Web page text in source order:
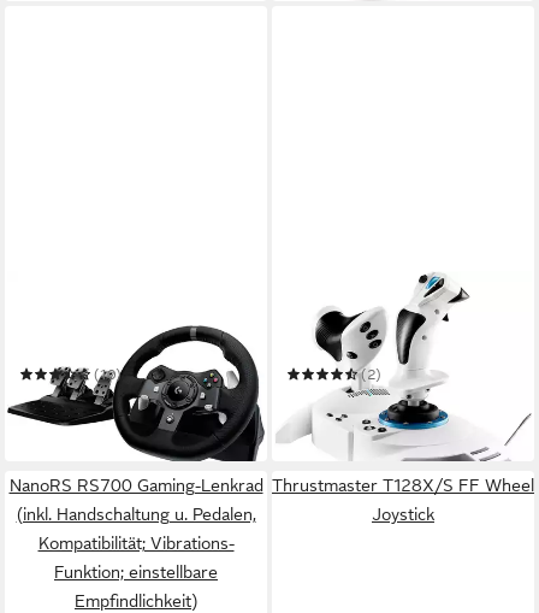
Driving Force, Lenkrad, (für
Gaming-Lenkrad
(10)
ab 349,00 €
17,33 € mtl. in 24 Raten
in 6-7 Werktagen bei dir
T.Flight Hotas 5 Microsoft
Flight Simulator Edition
Joystick (2)
ab 97,50 €
in 2-3 Werktagen bei dir
NanoRS RS700 Gaming-Lenkrad
(inkl. Handschaltung u. Pedalen,
Kompatibilität; Vibrations-
Funktion; einstellbare
Empfindlichkeit)
Thrustmaster T128X/S FF Wheel
Joystick